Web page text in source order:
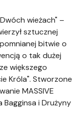
wieżach" –
sztucznej
bitwie o
o tak dużej
większego
Króla". Stworzone
MASSIVE
Bagginsa i Drużyny